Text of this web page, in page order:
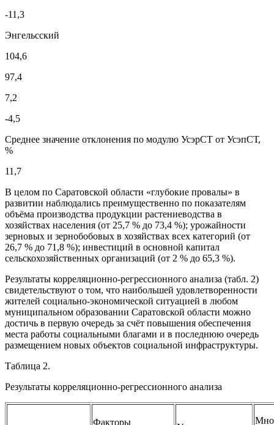
-11,3
Энгельсский
104,6
97,4
7,2
-4,5
Среднее значение отклонения по модулю УсэрСТ от УсэпСТ,
%
11,7
В целом по Саратовской области «глубокие провалы» в
развитии наблюдались преимущественно по показателям
объёма производства продукции растениеводства в
хозяйствах населения (от 25,7 % до 73,4 %); урожайности
зерновых и зернобобовых в хозяйствах всех категорий (от
26,7 % до 71,8 %); инвестиций в основной капитал
сельскохозяйственных организаций (от 2 % до 65,3 %).
Результаты корреляционно-регрессионного анализа (табл. 2)
свидетельствуют о том, что наибольшей удовлетворенности
жителей социально-экономической ситуацией в любом
муниципальном образовании Саратовской области можно
достичь в первую очередь за счёт повышения обеспечения
места работы социальными благами и в последнюю очередь
размещением новых объектов социальной инфраструктуры.
Таблица 2.
Результаты корреляционно-регрессионного анализа
Факторы